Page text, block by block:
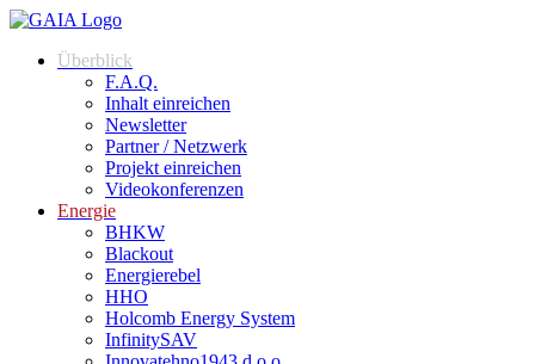
Überblick
F.A.Q.
Inhalt einreichen
Newsletter
Partner / Netzwerk
Projekt einreichen
Videokonferenzen
Energie
BHKW
Blackout
Energierebel
HHO
Holcomb Energy System
InfinitySAV